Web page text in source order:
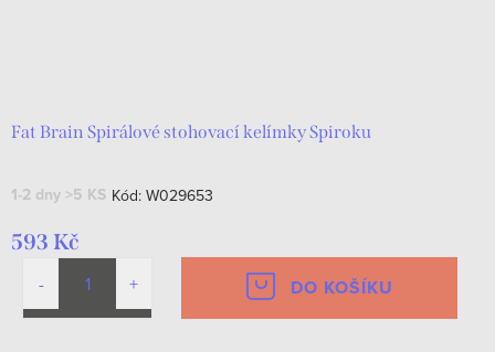
Fat Brain Spirálové stohovací kelímky Spiroku
1-2 dny >5 KS Kód: W029653
593 Kč
DO KOŠÍKU